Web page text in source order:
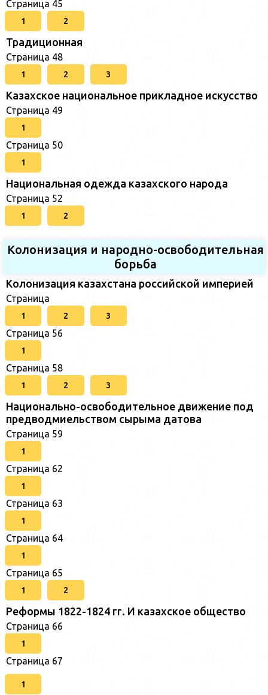
Страница 45
1 2
Традиционная
Страница 48
1 2 3
Казахское национальное прикладное искусство
Страница 49
1
Страница 50
1
Национальная одежда казахского народа
Страница 52
1 2
Колонизация и народно-освободительная
борьба
Колонизация казахстана российской империей
Страница
1 2 3
Страница 56
1
Страница 58
1 2 3
Национально-освободительное движение под
предводмиельством сырыма датова
Страница 59
1
Страница 62
1
Страница 63
1
Страница 64
1
Страница 65
1 2
Реформы 1822-1824 гг. И казахское общество
Страница 66
1
Страница 67
1